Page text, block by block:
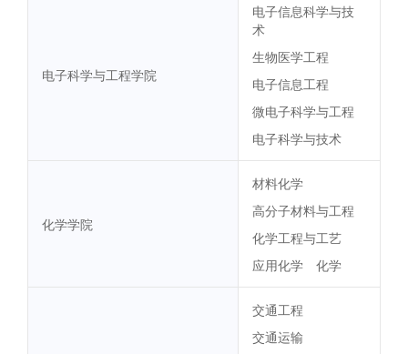
电子科学与工程学院
电子信息科学与技
术
生物医学工程
电子信息工程
微电子科学与工程
电子科学与技术
化学学院
材料化学
高分子材料与工程
化学工程与工艺
应用化学
化学
交通工程
交通运输